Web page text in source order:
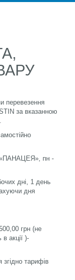
перевезення
за вказанною
«ПАНАЦЕЯ», пн -
дні, 1 день
дня
грн (не
акції )-
згідно тарифів